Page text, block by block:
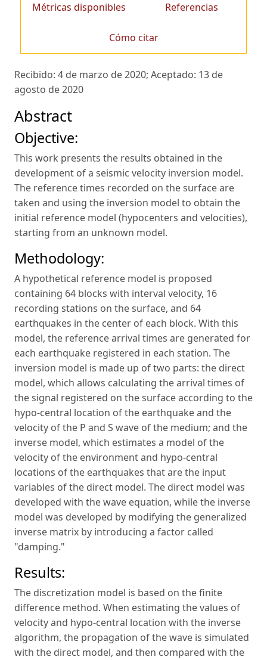
Métricas disponibles Referencias
Cómo citar
Recibido: 4 de marzo de 2020; Aceptado: 13 de
agosto de 2020
Abstract
Objective:
This work presents the results obtained in the
development of a seismic velocity inversion model.
The reference times recorded on the surface are
taken and using the inversion model to obtain the
initial reference model (hypocenters and velocities),
starting from an unknown model.
Methodology:
A hypothetical reference model is proposed
containing 64 blocks with interval velocity, 16
recording stations on the surface, and 64
earthquakes in the center of each block. With this
model, the reference arrival times are generated for
each earthquake registered in each station. The
inversion model is made up of two parts: the direct
model, which allows calculating the arrival times of
the signal registered on the surface according to the
hypo-central location of the earthquake and the
velocity of the P and S wave of the medium; and the
inverse model, which estimates a model of the
velocity of the environment and hypo-central
locations of the earthquakes that are the input
variables of the direct model. The direct model was
developed with the wave equation, while the inverse
model was developed by modifying the generalized
inverse matrix by introducing a factor called
"damping."
Results:
The discretization model is based on the finite
difference method. When estimating the values of
velocity and hypo-central location with the inverse
algorithm, the propagation of the wave is simulated
with the direct model, and then compared with the